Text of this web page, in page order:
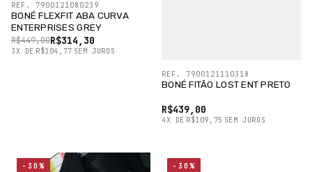
BONÉ FLEXFIT ABA CURVA
ENTERPRISES GREY
R$314,30
R$449,00
3X DE R$104,77 SEM JUROS
REF. 7900121080239
BONÉ FITÃO LOST ENT PRETO
R$439,00
4X DE R$109,75 SEM JUROS
REF. 7900121110318
-30% -30%